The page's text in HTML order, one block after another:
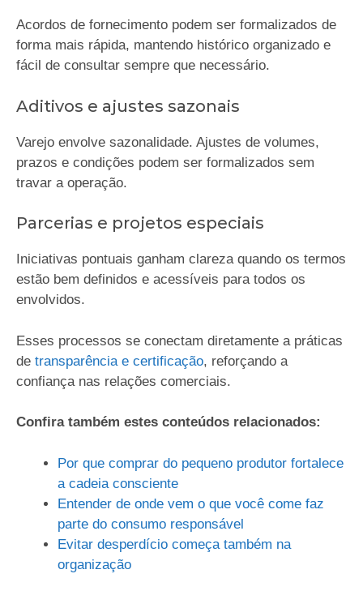
Acordos de fornecimento podem ser formalizados de
forma mais rápida, mantendo histórico organizado e
fácil de consultar sempre que necessário.
Aditivos e ajustes sazonais
Varejo envolve sazonalidade. Ajustes de volumes,
prazos e condições podem ser formalizados sem
travar a operação.
Parcerias e projetos especiais
Iniciativas pontuais ganham clareza quando os termos
estão bem definidos e acessíveis para todos os
envolvidos.
Esses processos se conectam diretamente a práticas
de transparência e certificação, reforçando a
confiança nas relações comerciais.
Confira também estes conteúdos relacionados:
Por que comprar do pequeno produtor fortalece
a cadeia consciente
Entender de onde vem o que você come faz
parte do consumo responsável
Evitar desperdício começa também na
organização